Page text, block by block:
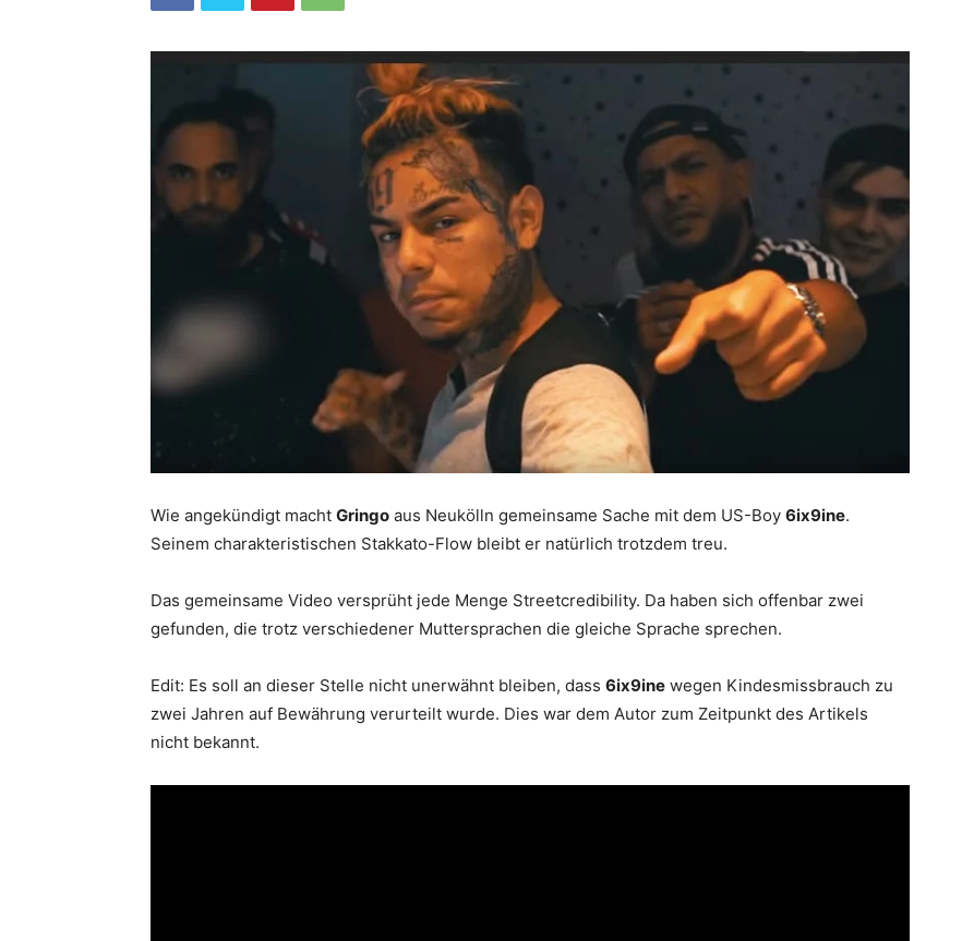
Wie angekündigt macht Gringo aus Neukölln gemeinsame Sache mit dem US-Boy 6ix9ine.
Seinem charakteristischen Stakkato-Flow bleibt er natürlich trotzdem treu.
Das gemeinsame Video versprüht jede Menge Streetcredibility. Da haben sich offenbar zwei
gefunden, die trotz verschiedener Muttersprachen die gleiche Sprache sprechen.
Edit: Es soll an dieser Stelle nicht unerwähnt bleiben, dass 6ix9ine wegen Kindesmissbrauch zu
zwei Jahren auf Bewährung verurteilt wurde. Dies war dem Autor zum Zeitpunkt des Artikels
nicht bekannt.